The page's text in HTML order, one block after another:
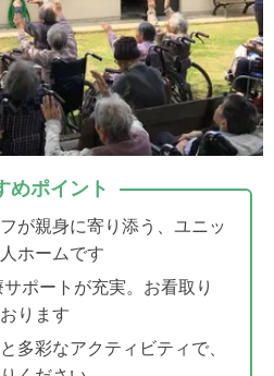
めポイント
が親身に寄り添う、ユニッ
ホームです
ポートが充実。お看取り
ります
多彩なアクティビティで、